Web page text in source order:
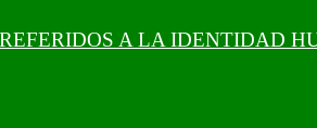
A LA IDENTIDAD